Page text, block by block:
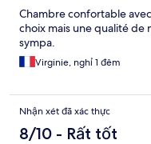
Chambre confortable
choix mais une qualité de
sympa.
Virginie, nghỉ 1 đêm
Nhận xét đã xác thực
8/10 - Rất tốt